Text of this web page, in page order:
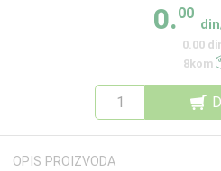
0.00
0.00
8kom
OPIS PROIZVODA